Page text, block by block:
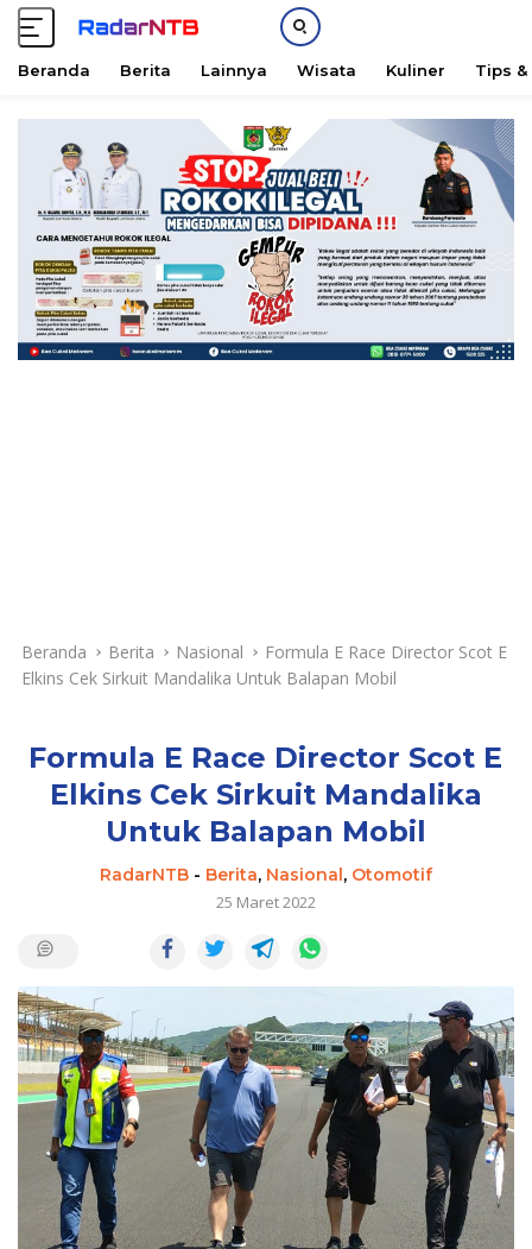
Beranda Berita Lainnya Wisata Kuliner Tips &
Beranda Berita Nasional
Formula E Race Director Scot E
Elkins Cek Sirkuit Mandalika Untuk Balapan Mobil
Formula E Race Director Scot E
Elkins Cek Sirkuit Mandalika
Untuk Balapan Mobil
RadarNTB - Berita, Nasional, Otomotif
25 Maret 2022